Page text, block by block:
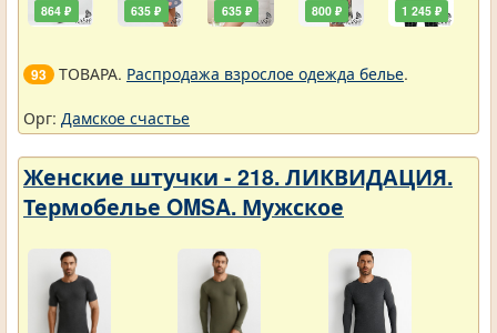
864 ₽ 635 ₽ 635 ₽ 800 ₽ 1 245 ₽
93 ТОВАРА. Распродажа взрослое одежда белье.
Орг: Дамское счастье
Женские штучки - 218. ЛИКВИДАЦИЯ.
Термобелье OMSA. Мужское